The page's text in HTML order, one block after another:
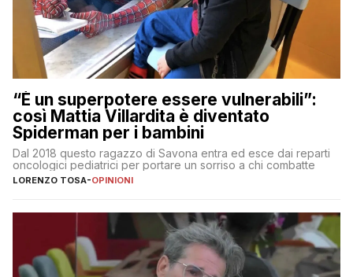
“È un superpotere essere vulnerabili”:
così Mattia Villardita è diventato
Spiderman per i bambini
Dal 2018 questo ragazzo di Savona entra ed esce dai reparti
oncologici pediatrici per portare un sorriso a chi combatte
LORENZO TOSA-OPINIONI